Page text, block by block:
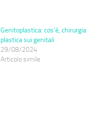
Genitoplastica: cos’è, chirurgia
plastica sui genitali
29/08/2024
Articolo simile